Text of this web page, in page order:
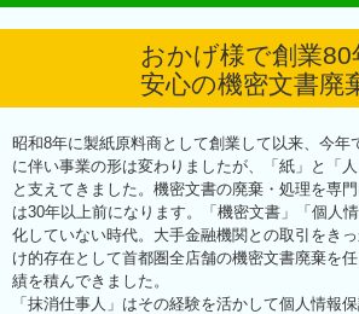
おかげ様で創業80
安心の機密文書廃
昭和8年に製紙原料商として創業して以来、今年
に伴い事業の形は変わりましたが、「紙」と「
と支えてきました。機密文書の廃棄・処理を専
は30年以上前になります。「機密文書」「個人
化していない時代。大手金融機関との取引をき
け的存在として首都圏全店舗の機密文書廃棄を
績を積んできました。
「抹消仕事人」はその経験を活かして個人情報